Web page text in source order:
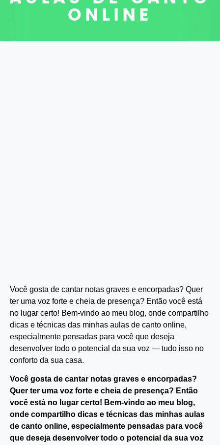
ONLINE
Você gosta de cantar notas graves e encorpadas? Quer
ter uma voz forte e cheia de presença? Então você está
no lugar certo! Bem-vindo ao meu blog, onde compartilho
dicas e técnicas das minhas aulas de canto online,
especialmente pensadas para você que deseja
desenvolver todo o potencial da sua voz — tudo isso no
conforto da sua casa.
Você gosta de cantar notas graves e encorpadas?
Quer ter uma voz forte e cheia de presença? Então
você está no lugar certo! Bem-vindo ao meu blog,
onde compartilho dicas e técnicas das minhas aulas
de canto online, especialmente pensadas para você
que deseja desenvolver todo o potencial da sua voz